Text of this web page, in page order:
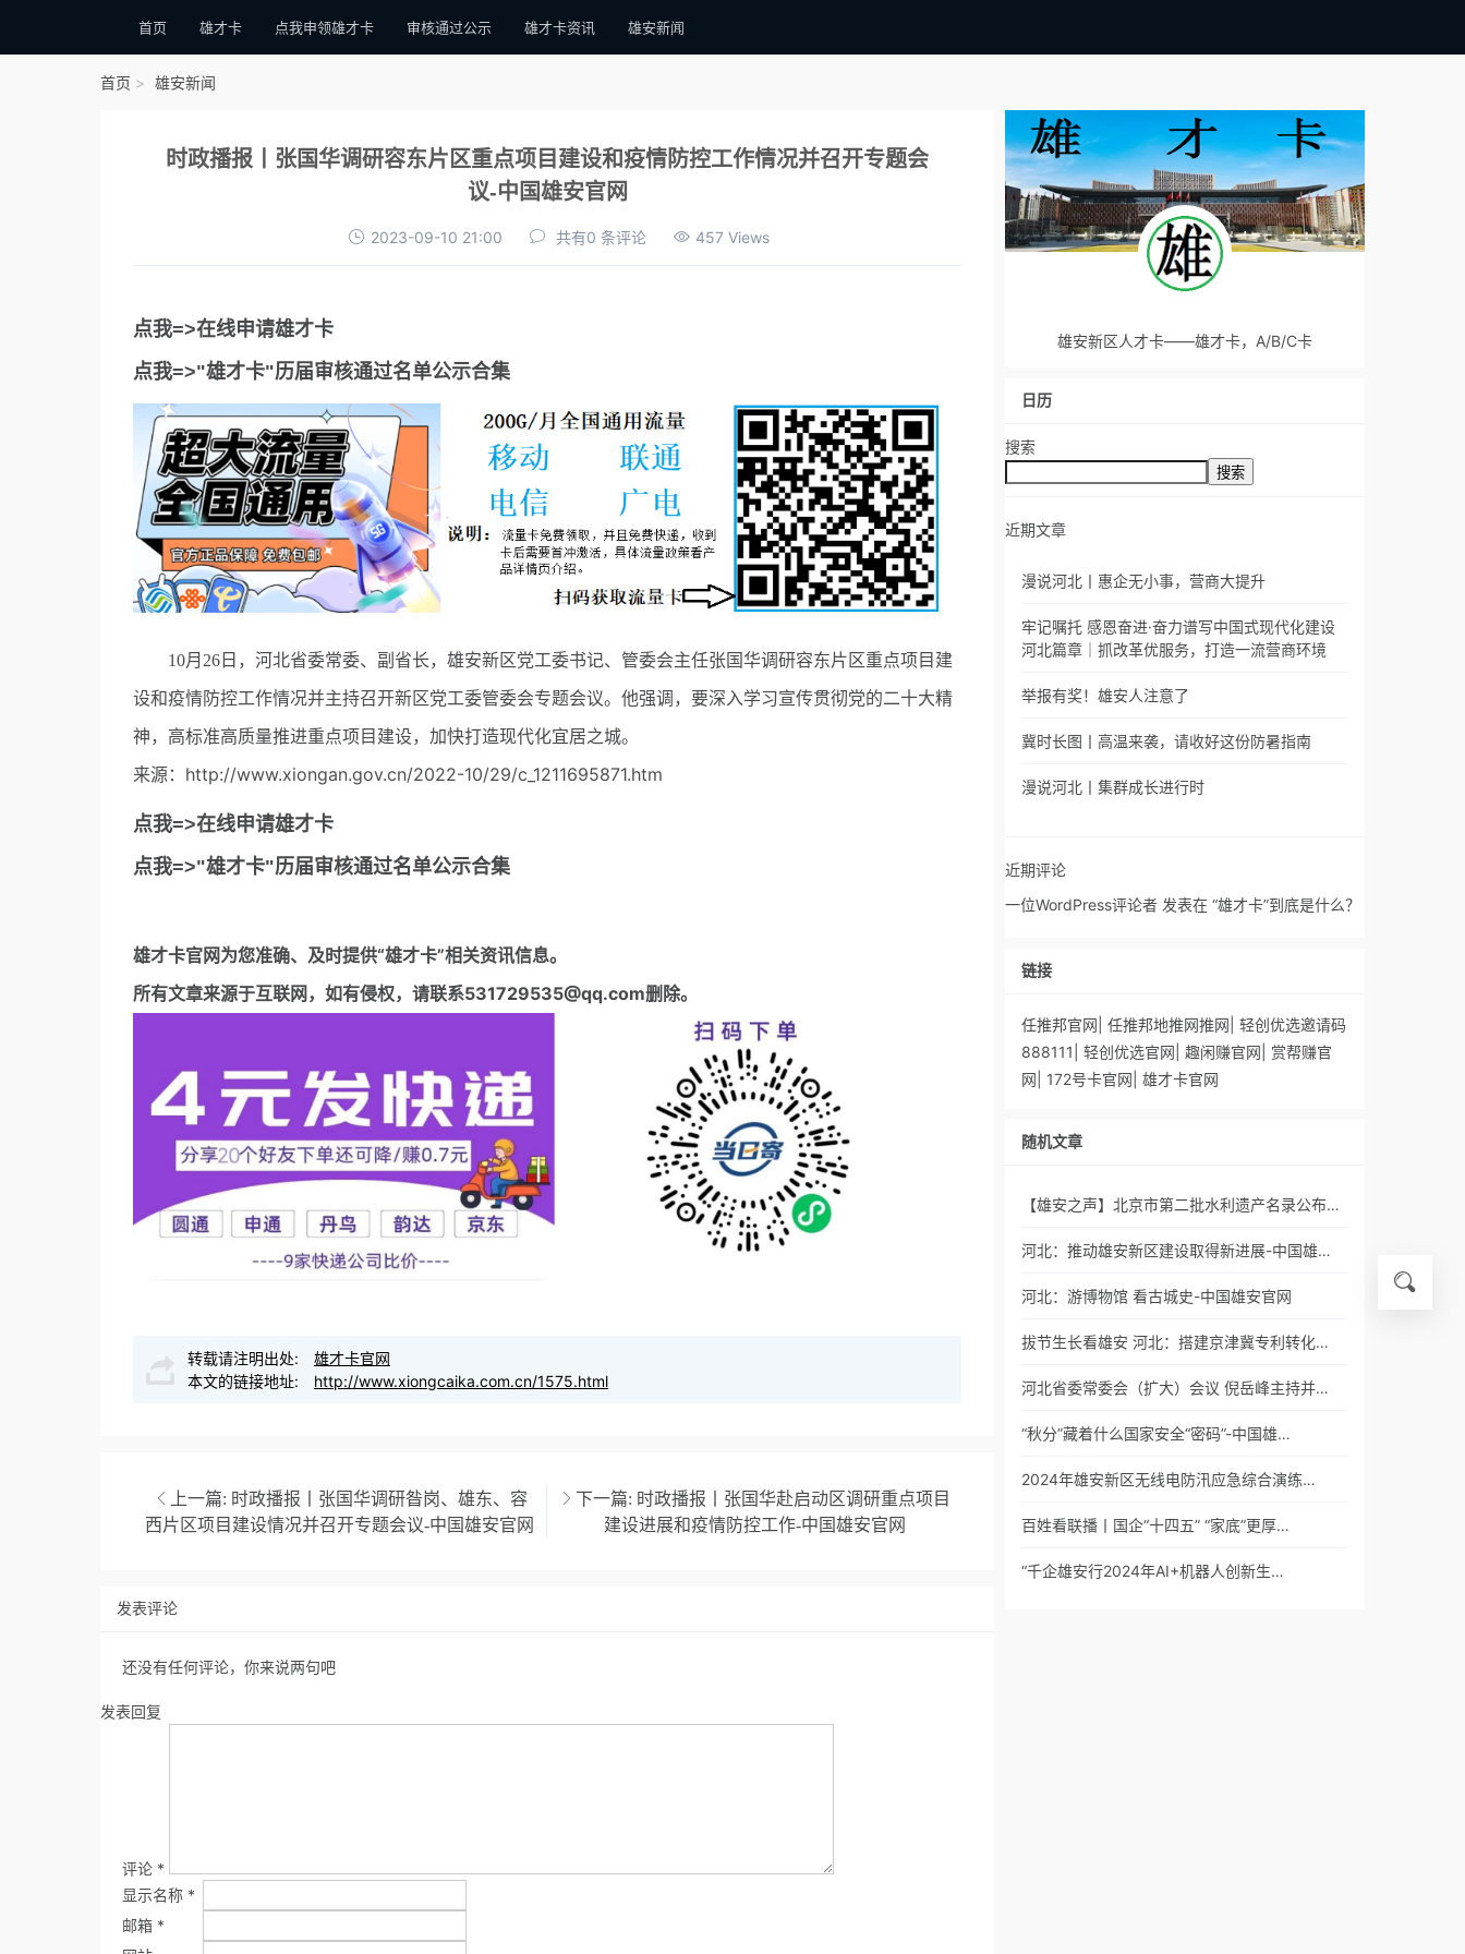
首页 雄才卡 点我申领雄才卡 审核通过公示 雄才卡资讯 雄安新闻
首页 雄安新闻
时政播报丨张国华调研容东片区重点项目建设和疫情防控工作情况并召开专题会
议-中国雄安官网
2023-09-10 21:00 共有0 条评论 457 Views
点我=>在线申请雄才卡
点我=>"雄才卡"历届审核通过名单公示合集
10月26日，河北省委常委、副省长，雄安新区党工委书记、管委会主任张国华调研容东片区重点项目建
设和疫情防控工作情况并主持召开新区党工委管委会专题会议。他强调，要深入学习宣传贯彻党的二十大精
神，高标准高质量推进重点项目建设，加快打造现代化宜居之城。
来源：http://www.xiongan.gov.cn/2022-10/29/c_1211695871.htm
点我=>在线申请雄才卡
点我=>"雄才卡"历届审核通过名单公示合集
雄才卡官网为您准确、及时提供“雄才卡”相关资讯信息。
所有文章来源于互联网，如有侵权，请联系531729535@qq.com删除。
转载请注明出处:
雄才卡官网
本文的链接地址:
http://www.xiongcaika.com.cn/1575.html
上一篇: 时政播报丨张国华调研昝岗、雄东、容
西片区项目建设情况并召开专题会议-中国雄安官网
下一篇: 时政播报丨张国华赴启动区调研重点项目
建设进展和疫情防控工作-中国雄安官网
发表评论
还没有任何评论，你来说两句吧
发表回复
评论 *
显示名称 *
邮箱 *
雄安新区人才卡——雄才卡，A/B/C卡
日历
搜索
搜索
近期文章
漫说河北丨惠企无小事，营商大提升
牢记嘱托 感恩奋进·奋力谱写中国式现代化建设
河北篇章｜抓改革优服务，打造一流营商环境
举报有奖！雄安人注意了
冀时长图丨高温来袭，请收好这份防暑指南
漫说河北丨集群成长进行时
近期评论
一位WordPress评论者 发表在 “雄才卡”到底是什么？
链接
任推邦官网 任推邦地推网推网 轻创优选邀请码
888111
轻创优选官网 趣闲赚官网
赏帮赚官
网
172号卡官网 雄才卡官网
随机文章
【雄安之声】北京市第二批水利遗产名录公布…
河北：推动雄安新区建设取得新进展-中国雄…
河北：游博物馆 看古城史-中国雄安官网
拔节生长看雄安 河北：搭建京津冀专利转化…
河北省委常委会（扩大）会议 倪岳峰主持并…
“秋分”藏着什么国家安全“密码”-中国雄…
2024年雄安新区无线电防汛应急综合演练…
百姓看联播丨国企“十四五” “家底”更厚…
“千企雄安行2024年AI+机器人创新生…